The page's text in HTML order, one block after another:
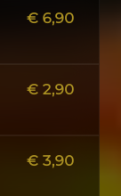
€ 6,90
€ 2,90
€ 3,90